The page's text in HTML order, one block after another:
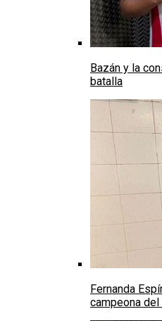
Bazán y la
batalla
Fernanda
campeona del